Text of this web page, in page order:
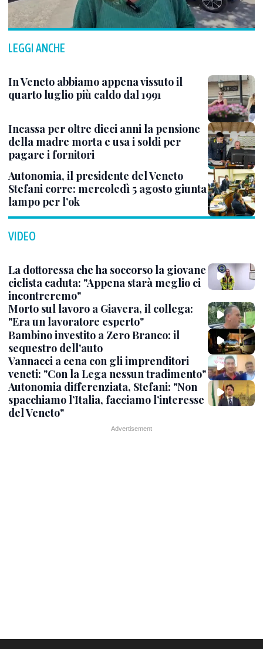
LEGGI ANCHE
In Veneto abbiamo appena vissuto il
quarto luglio più caldo dal 1991
Incassa per oltre dieci anni la pensione
della madre morta e usa i soldi per
pagare i fornitori
Autonomia, il presidente del Veneto
Stefani corre: mercoledì 5 agosto giunta
lampo per l’ok
VIDEO
La dottoressa che ha soccorso la giovane
ciclista caduta: "Appena starà meglio ci
incontreremo"
Morto sul lavoro a Giavera, il collega:
"Era un lavoratore esperto"
Bambino investito a Zero Branco: il
sequestro dell'auto
Vannacci a cena con gli imprenditori
veneti: "Con la Lega nessun tradimento"
Autonomia differenziata, Stefani: "Non
spacchiamo l’Italia, facciamo l’interesse
del Veneto"